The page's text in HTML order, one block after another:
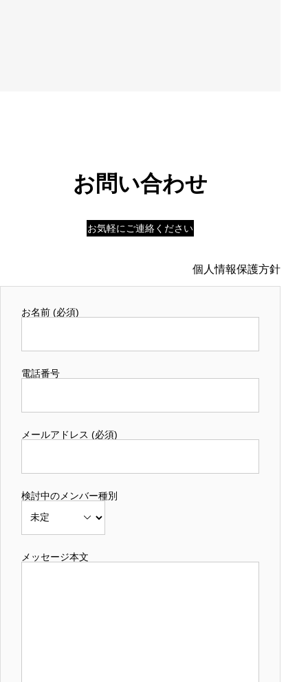
お問い合わせ
お気軽にご連絡ください
個人情報保護方針
お名前 (必須)
電話番号
メールアドレス (必須)
検討中のメンバー種別
メッセージ本文